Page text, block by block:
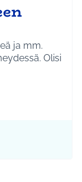
ja mm.
Olisi